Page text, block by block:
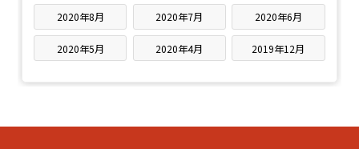
2020年8月 2020年7月 2020年6月
2020年5月 2020年4月 2019年12月